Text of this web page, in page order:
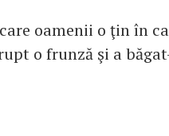
oamenii o ţin în
o frunză şi a